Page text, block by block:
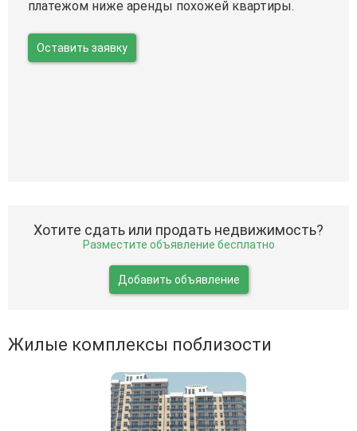
платежом ниже аренды похожей квартиры.
Оставить заявку
Хотите сдать или продать недвижимость?
Разместите объявление бесплатно
Добавить объявление
Жилые комплексы поблизости